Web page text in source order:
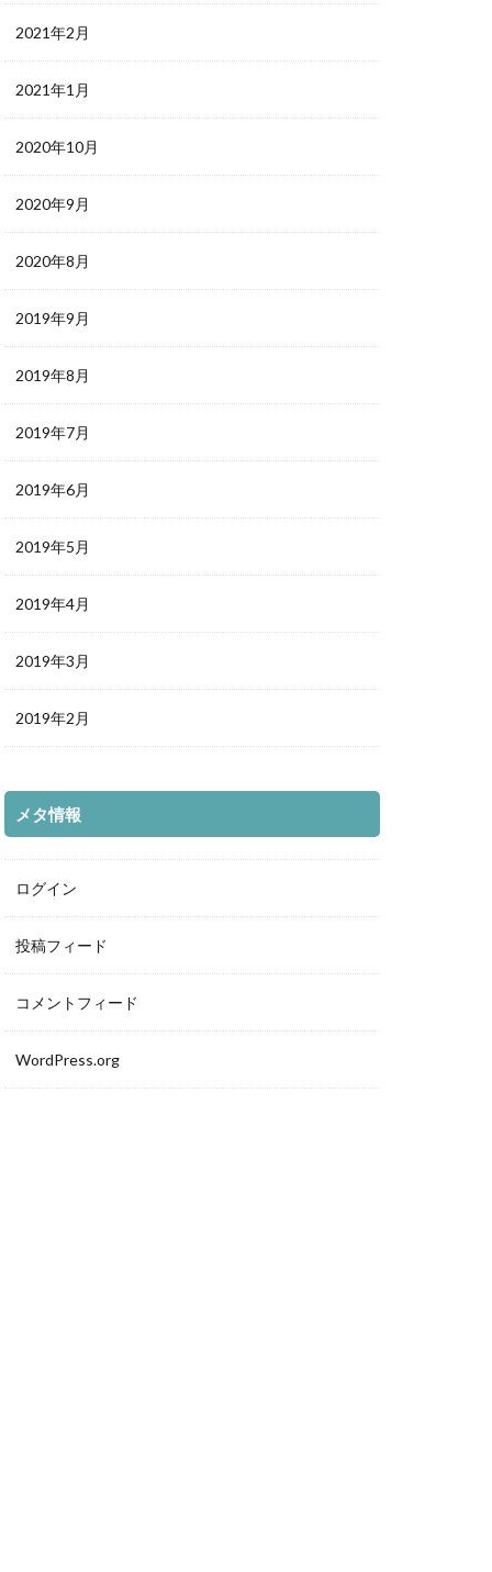
2021年2月
2021年1月
2020年10月
2020年9月
2020年8月
2019年9月
2019年8月
2019年7月
2019年6月
2019年5月
2019年4月
2019年3月
2019年2月
メタ情報
ログイン
投稿フィード
コメントフィード
WordPress.org